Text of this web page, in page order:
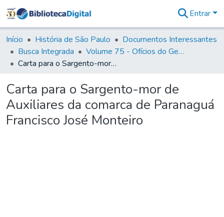
&
Coleções
Tudo na
Biblioteca
Estatísticas
Entrar
Início História de São Paulo
Documentos Interessantes
Busca Integrada
Volume 75 - Ofícios do General Martim Lopes Lobo de Saldanha (Governador da Capitania): 1776-1777
Carta para o Sargento-mor de Auxiliares da comarca de Paranaguá Francisco José Monteiro
Carta para o Sargento-mor de
Auxiliares da comarca de Paranaguá
Francisco José Monteiro